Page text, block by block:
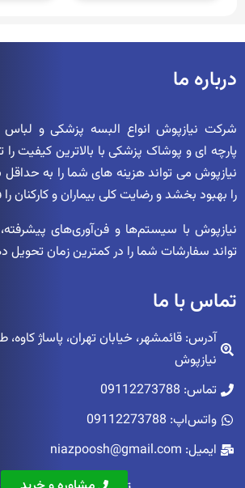
درباره ما
شرکت نیازپوش انواع البسه پزشکی و
پارچه ای و پوشاک پزشکی با بالاترین کیفیت را
نیازپوش می تواند هزینه های شما را به حداقل
را بهبود بخشد و رضایت کلی بیماران و کارکنان را
نیازپوش با سیستم‌ها و فن‌آوری‌های
تواند سفارشات شما را در کمترین زمان تحویل
تماس با ما
نیازپوش
تماس: 09112273788
واتس‌اپ: 09112273788
ایمیل: niazpoosh@gmail.com